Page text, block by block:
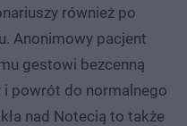
również po
Anonimowy pacjent
gestowi bezcenną
i powrót do normalnego
nad Notecią to także